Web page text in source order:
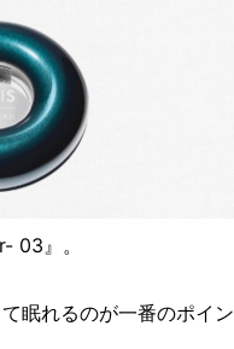
03』。
眠れるのが一番のポイン